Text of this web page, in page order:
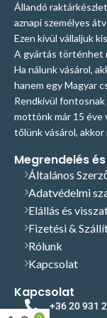
Állandó
aznapi személyes
Ezen kívül vállaljuk
A gyártás történhet
Ha nálunk vásárol,
hanem egy Magyar
Rendkívül
mottónk már 15 éve
tőlünk vásárol, akkor
Megrendelés
Általános
Adatvédelmi
Elállás és
Fizetési &
Rólunk
Kapcsolat
Kapcsolat
+36 20 931